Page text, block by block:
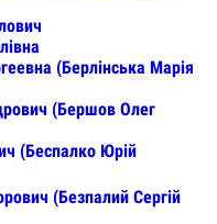
(Берлінська Марія
(Бершов Олег
(Беспалко Юрій
(Безпалий Сергій